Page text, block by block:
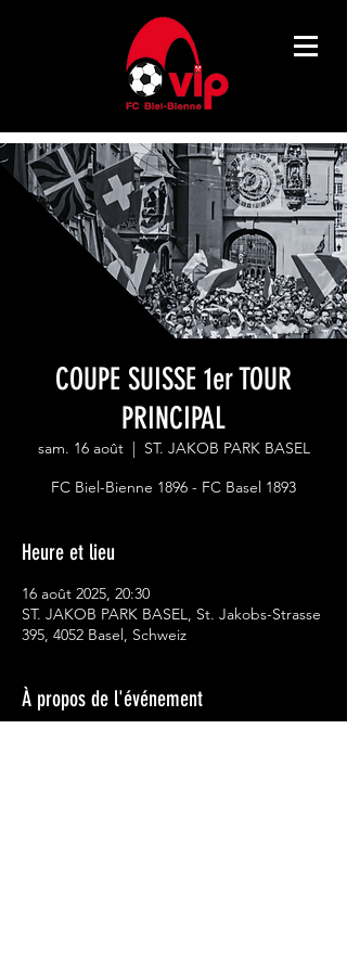
COUPE SUISSE 1er TOUR
PRINCIPAL
sam. 16 août
  |
ST. JAKOB PARK BASEL
FC Biel-Bienne 1896 - FC Basel 1893
Heure et lieu
16 août 2025, 20:30
ST. JAKOB PARK BASEL, St. Jakobs-Strasse
395, 4052 Basel, Schweiz
À propos de l'événement